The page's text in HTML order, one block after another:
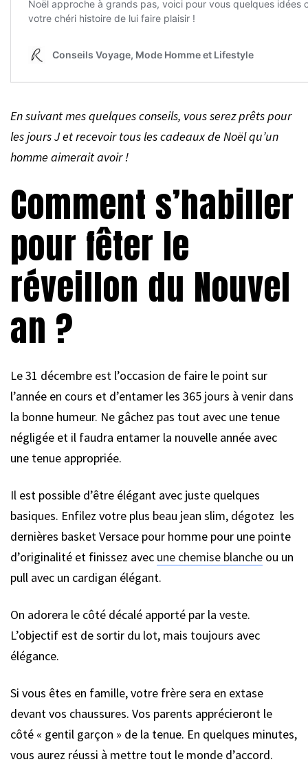
En suivant mes quelques conseils, vous serez prêts pour
les jours J et recevoir tous les cadeaux de Noël qu’un
homme aimerait avoir !
Comment s’habiller
pour fêter le
réveillon du Nouvel
an ?
Le 31 décembre est l’occasion de faire le point sur
l’année en cours et d’entamer les 365 jours à venir dans
la bonne humeur. Ne gâchez pas tout avec une tenue
négligée et il faudra entamer la nouvelle année avec
une tenue appropriée.
Il est possible d’être élégant avec juste quelques
basiques. Enfilez votre plus beau jean slim, dégotez les
dernières basket Versace pour homme pour une pointe
d’originalité et finissez avec une chemise blanche ou un
pull avec un cardigan élégant.
On adorera le côté décalé apporté par la veste.
L’objectif est de sortir du lot, mais toujours avec
élégance.
Si vous êtes en famille, votre frère sera en extase
devant vos chaussures. Vos parents apprécieront le
côté « gentil garçon » de la tenue. En quelques minutes,
vous aurez réussi à mettre tout le monde d’accord.